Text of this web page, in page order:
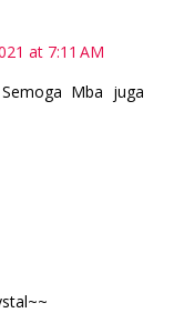
at 7:11 AM
Mba juga